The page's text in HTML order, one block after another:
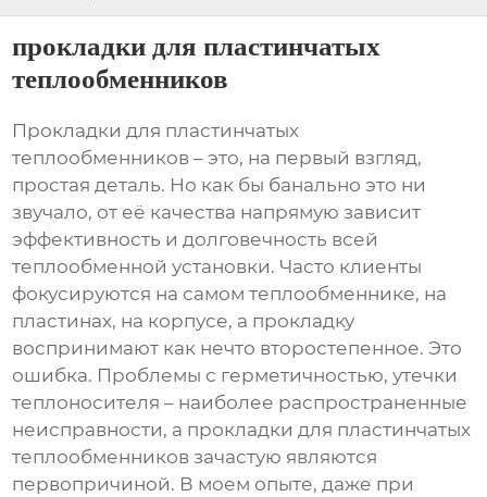
прокладки для пластинчатых
теплообменников
Прокладки для пластинчатых
теплообменников – это, на первый взгляд,
простая деталь. Но как бы банально это ни
звучало, от её качества напрямую зависит
эффективность и долговечность всей
теплообменной установки. Часто клиенты
фокусируются на самом теплообменнике, на
пластинах, на корпусе, а прокладку
воспринимают как нечто второстепенное. Это
ошибка. Проблемы с герметичностью, утечки
теплоносителя – наиболее распространенные
неисправности, а прокладки для пластинчатых
теплообменников зачастую являются
первопричиной. В моем опыте, даже при